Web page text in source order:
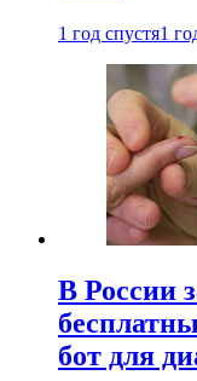
1 год спустя1
В России
бот для